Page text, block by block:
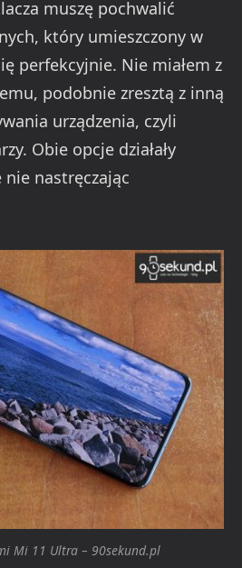
muszę pochwalić
który umieszczony w
perfekcyjnie. Nie miałem z
podobnie zresztą z inną
urządzenia, czyli
Obie opcje działały
nastręczając
Mi 11 Ultra – 90sekund.pl